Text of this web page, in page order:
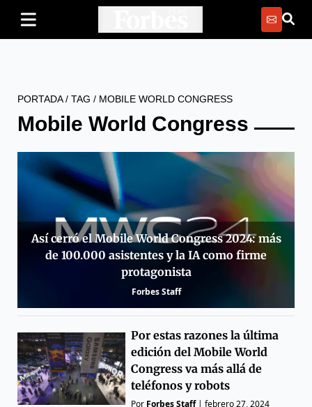
PORTADA/ TAG / MOBILE WORLD CONGRESS
Mobile World Congress
Así cerró el Mobile World Congress 2024: más
de 100.000 asistentes y la IA como firme
protagonista
Forbes Staff
Por estas razones la última
edición del Mobile World
Congress va más allá de
teléfonos y robots
Por Forbes Staff|febrero 27, 2024